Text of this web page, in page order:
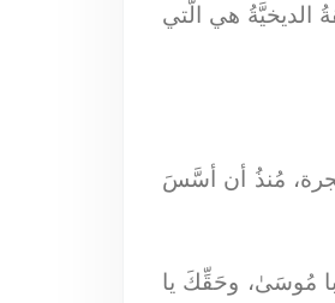
الديخيَّةُ هي الَّتي
وَاقِعُ الشيعة، وهـٰذا الواقِعُ يترسَّخُ مُنذُ سنة (448) للهجرة، مُنذُ أن أسَّسَ
مُوسَىٰ، وحَقِّكَ يا